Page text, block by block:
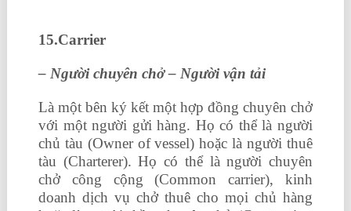
15.Carrier
– Người chuyên chở – Người vận tải
Là một bên ký kết một hợp đồng chuyên chở
với một người gửi hàng. Họ có thể là người
chủ tàu (Owner of vessel) hoặc là người thuê
tàu (Charterer). Họ có thể là người chuyên
chở công cộng (Common carrier), kinh
doanh dịch vụ chở thuê cho mọi chủ hàng